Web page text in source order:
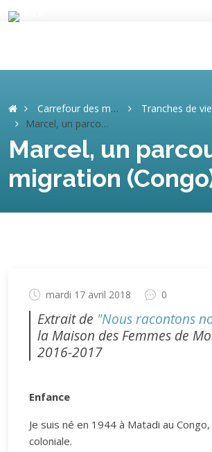
Carrefour des mémoires
Tranches de vie
Marcel, un parcours de migration (Congo)
Marcel, un
migration
mardi 17 avril 2018 0
Extrait de "Nous racontons
la Maison des Femmes de
2016-2017
Enfance
Je suis né en 1944 à Matadi au Congo,
coloniale.